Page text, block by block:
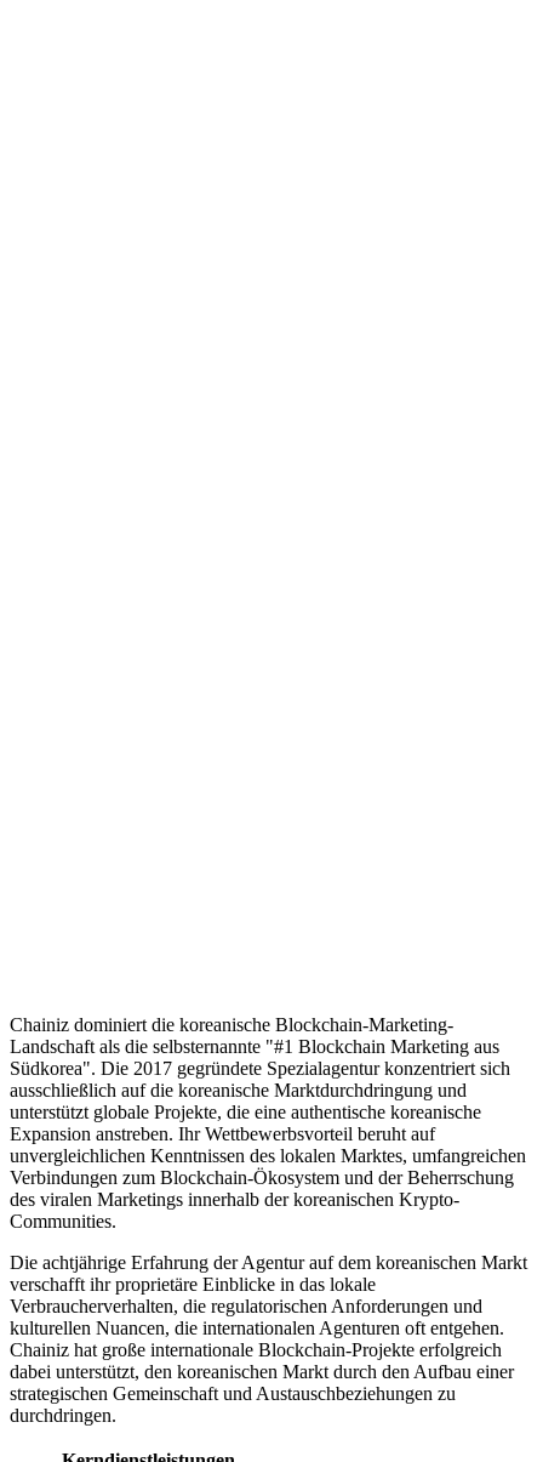
Chainiz dominiert die koreanische Blockchain-Marketing-
Landschaft als die selbsternannte "#1 Blockchain Marketing aus
Südkorea". Die 2017 gegründete Spezialagentur konzentriert sich
ausschließlich auf die koreanische Marktdurchdringung und
unterstützt globale Projekte, die eine authentische koreanische
Expansion anstreben. Ihr Wettbewerbsvorteil beruht auf
unvergleichlichen Kenntnissen des lokalen Marktes, umfangreichen
Verbindungen zum Blockchain-Ökosystem und der Beherrschung
des viralen Marketings innerhalb der koreanischen Krypto-
Communities.
Die achtjährige Erfahrung der Agentur auf dem koreanischen Markt
verschafft ihr proprietäre Einblicke in das lokale
Verbraucherverhalten, die regulatorischen Anforderungen und
kulturellen Nuancen, die internationalen Agenturen oft entgehen.
Chainiz hat große internationale Blockchain-Projekte erfolgreich
dabei unterstützt, den koreanischen Markt durch den Aufbau einer
strategischen Gemeinschaft und Austauschbeziehungen zu
durchdringen.